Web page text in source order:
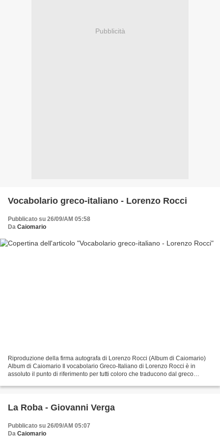
Pubblicità
Vocabolario greco-italiano - Lorenzo Rocci
Pubblicato su 26/09/AM 05:58
Da Caiomario
Riproduzione della firma autografa di Lorenzo Rocci (Album di Caiomario)
Album di Caiomario Il vocabolario Greco-Italiano di Lorenzo Rocci è in
assoluto il punto di riferimento per tutti coloro che traducono dal greco
La Roba - Giovanni Verga
Pubblicato su 26/09/AM 05:07
Da Caiomario